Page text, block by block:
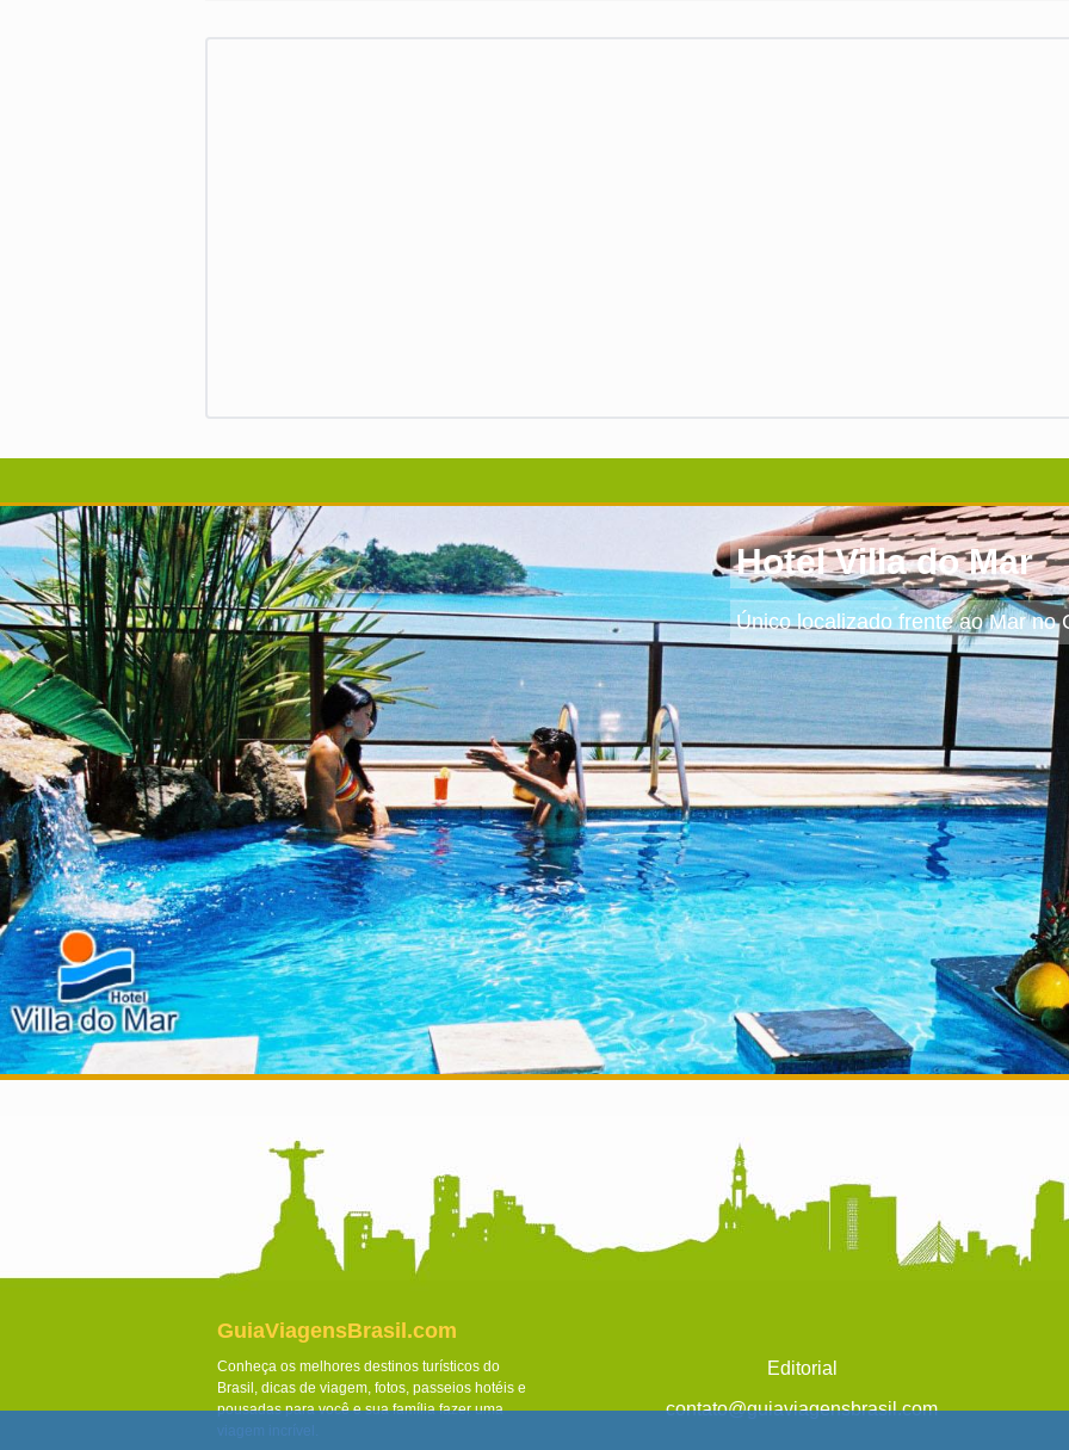
Hotel Villa do Mar
Único localizado frente ao Mar no
GuiaViagensBrasil.com
Conheça os melhores destinos turísticos do
Brasil, dicas de viagem, fotos, passeios hotéis e
pousadas para você e sua família fazer uma
viagem incrível.
Editorial
contato@guiaviagensbrasil.com